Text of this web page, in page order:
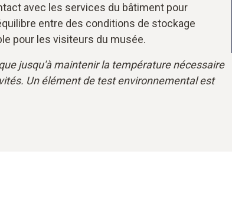
avec les services du bâtiment pour
entre des conditions de stockage
pour les visiteurs du musée.
jusqu'à maintenir la température nécessaire
Un élément de test environnemental est